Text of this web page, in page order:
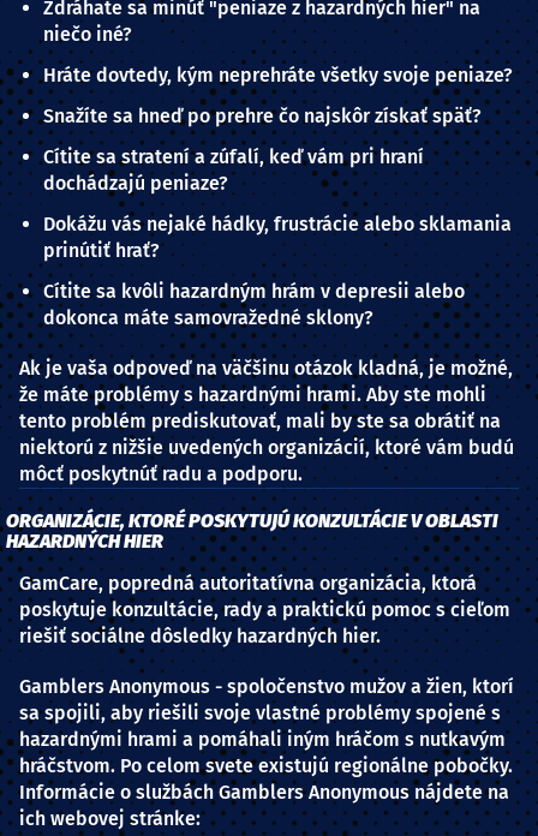
Zdráhate sa minúť "peniaze z hazardných hier" na
niečo iné?
Hráte dovtedy, kým neprehráte všetky svoje peniaze?
Snažíte sa hneď po prehre čo najskôr získať späť?
Cítite sa stratení a zúfalí, keď vám pri hraní
dochádzajú peniaze?
Dokážu vás nejaké hádky, frustrácie alebo sklamania
prinútiť hrať?
Cítite sa kvôli hazardným hrám v depresii alebo
dokonca máte samovražedné sklony?
Ak je vaša odpoveď na väčšinu otázok kladná, je možné,
že máte problémy s hazardnými hrami. Aby ste mohli
tento problém prediskutovať, mali by ste sa obrátiť na
niektorú z nižšie uvedených organizácií, ktoré vám budú
môcť poskytnúť radu a podporu.
ORGANIZÁCIE, KTORÉ POSKYTUJÚ KONZULTÁCIE V OBLASTI
HAZARDNÝCH HIER
GamCare, popredná autoritatívna organizácia, ktorá
poskytuje konzultácie, rady a praktickú pomoc s cieľom
riešiť sociálne dôsledky hazardných hier.
Gamblers Anonymous - spoločenstvo mužov a žien, ktorí
sa spojili, aby riešili svoje vlastné problémy spojené s
hazardnými hrami a pomáhali iným hráčom s nutkavým
hráčstvom. Po celom svete existujú regionálne pobočky.
Informácie o službách Gamblers Anonymous nájdete na
ich webovej stránke: